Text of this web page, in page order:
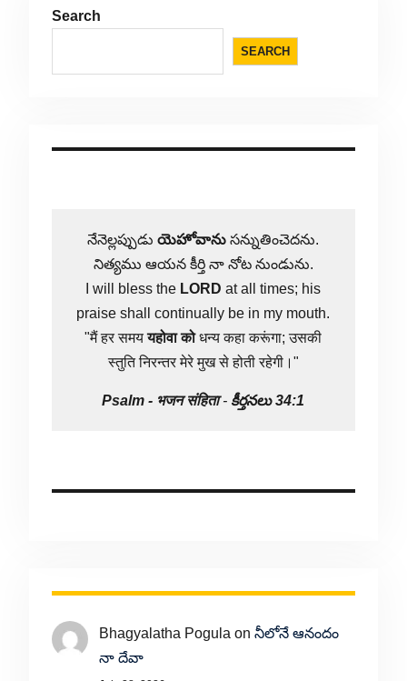
Search
SEARCH
నేనెల్లప్పుడుయెహోవాను సన్నుతించెదను.
నిత్యము ఆయన కీర్తి నా నోట నుండును.
I will bless the LORD at all times; his
praise shall continually be in my mouth.
"मैं हर समययहोवा कोधन्य कहा करूंगा; उसकी
स्तुति निरन्तर मेरे मुख से होती रहेगी।"
Psalm - भजन संहिता- కీర్తనలు 34:1
Bhagyalatha Pogula on నీలోనే ఆనందం
నా దేవా